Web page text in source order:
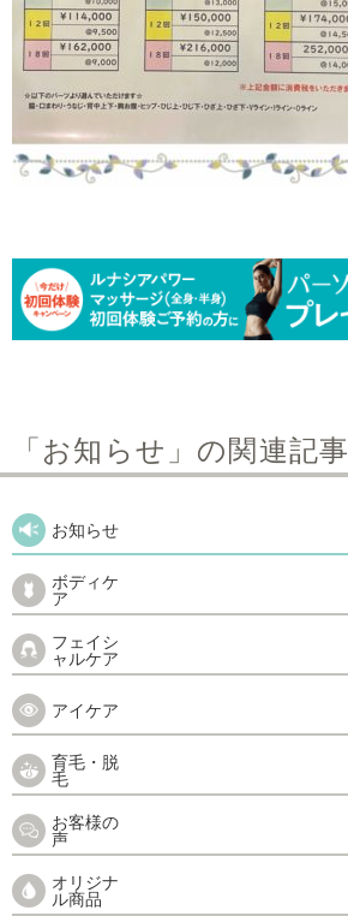
「お知らせ」の関連記事
お知らせ
ボディケ
ア
フェイシ
ャルケア
アイケア
育毛・脱
毛
お客様の
声
オリジナ
ル商品